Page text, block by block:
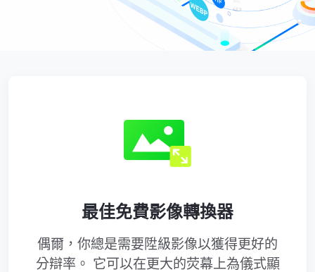
最佳免費影像轉換器
偶爾，你總是需要陞級影像以獲得更好的
分辯率。 它可以在更大的荧幕上為儀式顯